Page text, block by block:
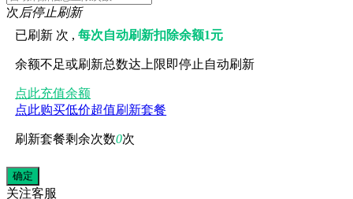
次后停止刷新
已刷新 次 ,每次自动刷新扣除余额1元
余额不足或刷新总数达上限即停止自动刷新
点此充值余额
点此购买低价超值刷新套餐
刷新套餐剩余次数0次
关注客服